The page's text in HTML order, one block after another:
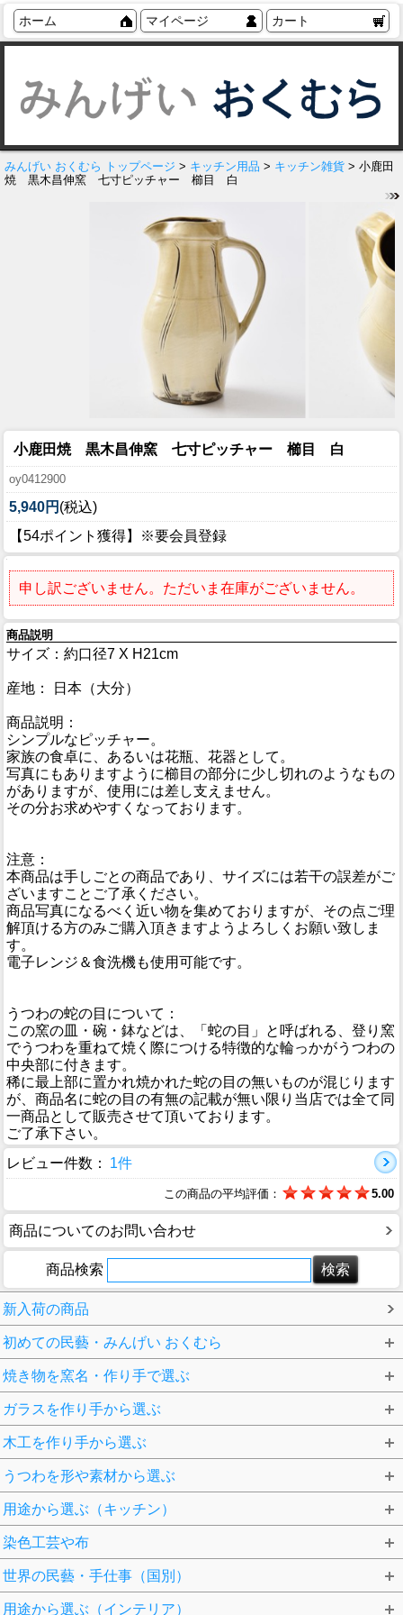
ホーム マイページ カート
みんげい おくむら トップページ > キッチン用品 > キッチン雑貨 > 小鹿田
焼 黒木昌伸窯 七寸ピッチャー 櫛目 白
小鹿田焼 黒木昌伸窯 七寸ピッチャー 櫛目 白
oy0412900
5,940円 (税込)
【54ポイント獲得】※要会員登録
申し訳ございません。ただいま在庫がございません。
商品説明
サイズ：約口径7 X H21cm
産地： 日本（大分）
商品説明：
シンプルなピッチャー。
家族の食卓に、あるいは花瓶、花器として。
写真にもありますように櫛目の部分に少し切れのようなもの
がありますが、使用には差し支えません。
その分お求めやすくなっております。
注意：
本商品は手しごとの商品であり、サイズには若干の誤差がご
ざいますことご了承ください。
商品写真になるべく近い物を集めておりますが、その点ご理
解頂ける方のみご購入頂きますようよろしくお願い致しま
す。
電子レンジ＆食洗機も使用可能です。
うつわの蛇の目について：
この窯の皿・碗・鉢などは、「蛇の目」と呼ばれる、登り窯
でうつわを重ねて焼く際につける特徴的な輪っかがうつわの
中央部に付きます。
稀に最上部に置かれ焼かれた蛇の目の無いものが混じります
が、商品名に蛇の目の有無の記載が無い限り当店では全て同
一商品として販売させて頂いております。
ご了承下さい。
レビュー件数：
1件
この商品の平均評価： 5.00
商品についてのお問い合わせ
商品検索
新入荷の商品
初めての民藝・みんげい おくむら
焼き物を窯名・作り手で選ぶ
ガラスを作り手から選ぶ
木工を作り手から選ぶ
うつわを形や素材から選ぶ
用途から選ぶ（キッチン）
染色工芸や布
世界の民藝・手仕事（国別）
用途から選ぶ（インテリア）